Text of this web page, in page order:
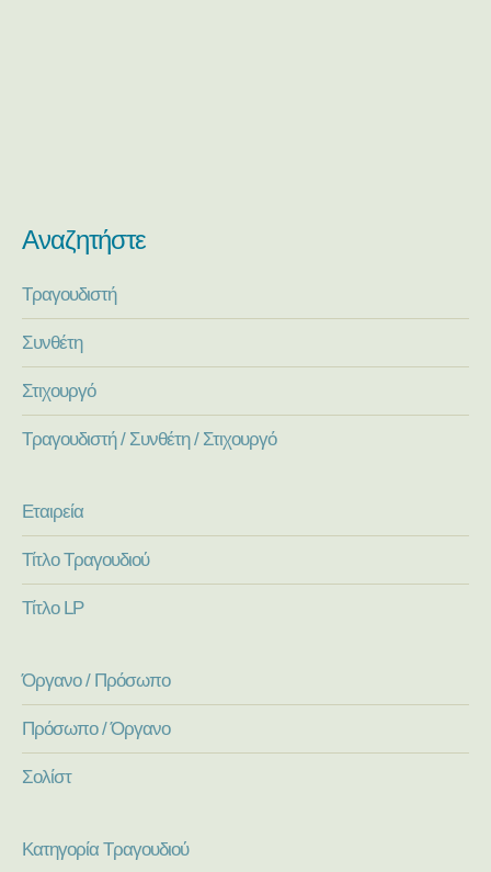
Αναζητήστε
Τραγουδιστή
Συνθέτη
Στιχουργό
Τραγουδιστή / Συνθέτη / Στιχουργό
Εταιρεία
Τίτλο Τραγουδιού
Τίτλο LP
Όργανο / Πρόσωπο
Πρόσωπο / Όργανο
Σολίστ
Κατηγορία Τραγουδιού